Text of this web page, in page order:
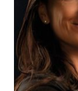
Longevity-
Leben
Von Lara
Verlag: